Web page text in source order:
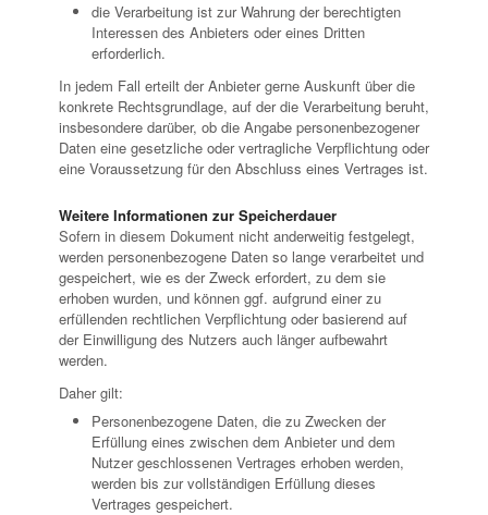
die Verarbeitung ist zur Wahrung der berechtigten
Interessen des Anbieters oder eines Dritten
erforderlich.
In jedem Fall erteilt der Anbieter gerne Auskunft über die
konkrete Rechtsgrundlage, auf der die Verarbeitung beruht,
insbesondere darüber, ob die Angabe personenbezogener
Daten eine gesetzliche oder vertragliche Verpflichtung oder
eine Voraussetzung für den Abschluss eines Vertrages ist.
Weitere Informationen zur Speicherdauer
Sofern in diesem Dokument nicht anderweitig festgelegt,
werden personenbezogene Daten so lange verarbeitet und
gespeichert, wie es der Zweck erfordert, zu dem sie
erhoben wurden, und können ggf. aufgrund einer zu
erfüllenden rechtlichen Verpflichtung oder basierend auf
der Einwilligung des Nutzers auch länger aufbewahrt
werden.
Daher gilt:
Personenbezogene Daten, die zu Zwecken der
Erfüllung eines zwischen dem Anbieter und dem
Nutzer geschlossenen Vertrages erhoben werden,
werden bis zur vollständigen Erfüllung dieses
Vertrages gespeichert.